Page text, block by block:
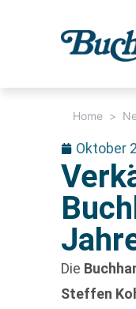
Home >
Oktober
Die
Steffen